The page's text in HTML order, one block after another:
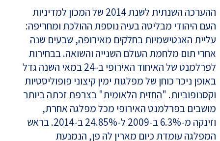
ההערכה השנתית לשנת 2014 של המכון למדיניות
העם היהודי מבליטה בעיה נוספת ההולכת ומחריפה:
עליית האנטישמיות בחלקים מאירופה, שבעים שנה
אחרי תום מלחמת העולם השנייה והשואה. בבחירות
לפרלמנט של האיחוד האירופי ב-24 במאי השנה גדל
באופן ניכר כוחן של מפלגות ימין קיצוני פופוליסטיות
וקסנופוביות. "החזית הלאומית" בצרפת זכתה ביותר
מושבים בפרלמנט האירופי מכל מפלגה אחרת,
וזינקה מ-6.3% ב-2009 ל-24.85% ב-2014. בראש
המפלגה עומדת כיום מארין לה פן, הנמנעת